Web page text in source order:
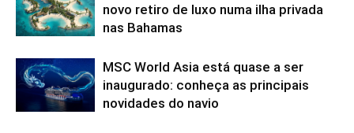
novo retiro de luxo numa ilha privada
nas Bahamas
MSC World Asia está quase a ser
inaugurado: conheça as principais
novidades do navio